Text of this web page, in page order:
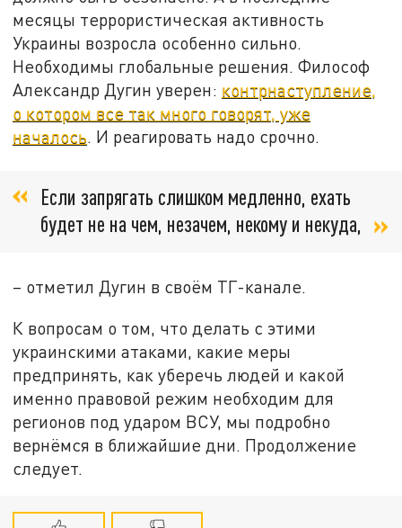
месяцы террористическая активность
Украины возросла особенно сильно.
Необходимы глобальные решения. Философ
Александр Дугин уверен: контрнаступление,
о котором все так много говорят, уже
началось. И реагировать надо срочно.
Если запрягать слишком медленно, ехать
будет не на чем, незачем, некому и некуда,
– отметил Дугин в своём ТГ-канале.
К вопросам о том, что делать с этими
украинскими атаками, какие меры
предпринять, как уберечь людей и какой
именно правовой режим необходим для
регионов под ударом ВСУ, мы подробно
вернёмся в ближайшие дни. Продолжение
следует.